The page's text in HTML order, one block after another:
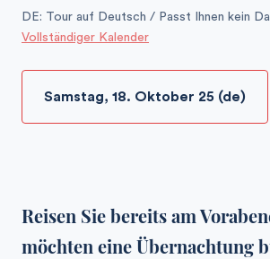
DE: Tour auf Deutsch / Passt Ihnen kein
Vollständiger Kalender
Samstag, 18. Oktober 25 (de)
Reisen Sie bereits am
möchten eine Übernachtung